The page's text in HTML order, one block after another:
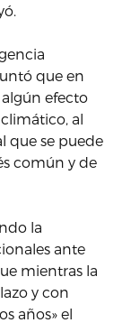
que en
efecto
al
que se puede
común y de
la
ante
mientras la
y con
años» el